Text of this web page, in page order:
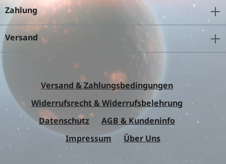
Zahlung
Versand
Versand & Zahlungsbedingungen
Widerrufsrecht & Widerrufsbelehrung
Datenschutz
AGB & Kundeninfo
Impressum
Über Uns